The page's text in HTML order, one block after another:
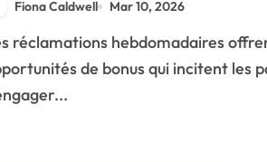
Fiona Caldwell Mar 10, 2026
de bonus qui incitent les